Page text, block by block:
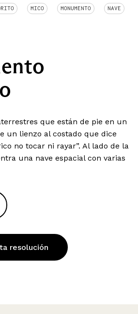
MICO MONUMENTO NAVE
que están de pie en un
un lienzo al costado que dice
no tocar ni rayar”. Al lado de la
una nave espacial con varias
resolución